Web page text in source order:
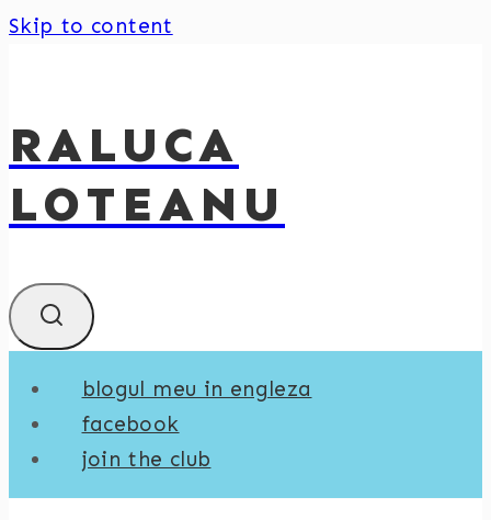
Skip to content
RALUCA
LOTEANU
blogul meu in engleza
facebook
join the club